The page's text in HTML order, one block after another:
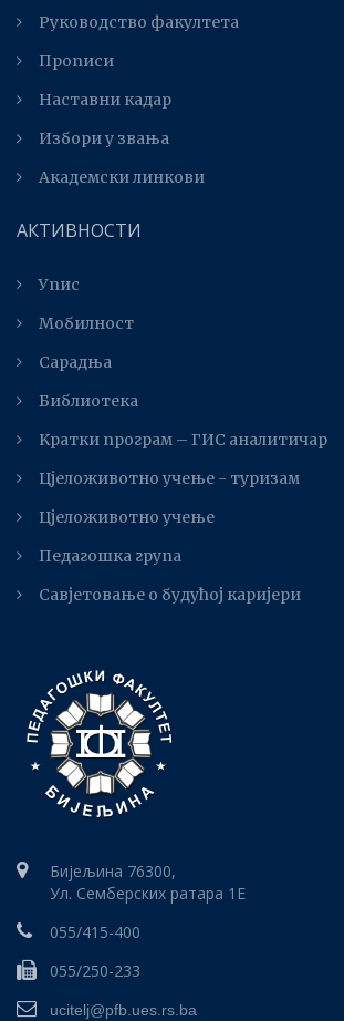
Руководство факултета
Прописи
Наставни кадар
Избори у звања
Академски линкови
АКТИВНОСТИ
Упис
Мобилност
Сарадња
Библиотека
Kратки програм – ГИС аналитичар
Цјеложивотно учење - туризам
Цјеложивотно учење
Педагошка група
Савјетовање о будућој каријери
Бијељина 76300,
Ул. Семберских ратара 1E
055/415-400
055/250-233
ucitelj@pfb.ues.rs.ba